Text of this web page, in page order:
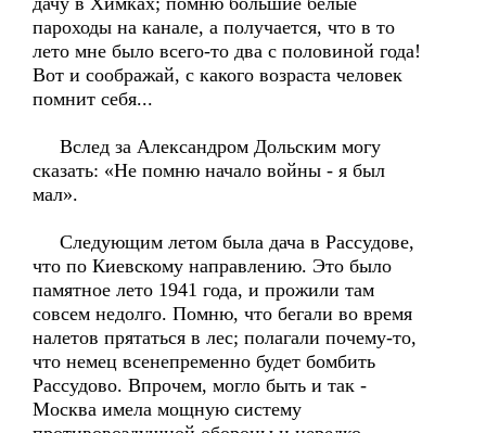
пароходы на канале, а получается, что в то
лето мне было всего-то два с половиной года!
Вот и соображай, с какого возраста человек
помнит себя...
Вслед за Александром Дольским могу
сказать: «Не помню начало войны - я был
мал».
Следующим летом была дача в Рассудове,
что по Киевскому направлению. Это было
памятное лето 1941 года, и прожили там
совсем недолго. Помню, что бегали во время
налетов прятаться в лес; полагали почему-то,
что немец всенепременно будет бомбить
Рассудово. Впрочем, могло быть и так -
Москва имела мощную систему